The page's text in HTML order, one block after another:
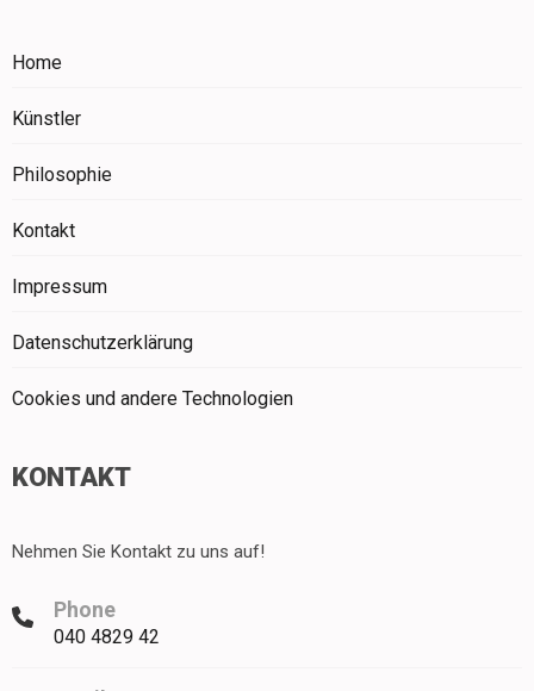
Home
Künstler
Philosophie
Kontakt
Impressum
Datenschutzerklärung
Cookies und andere Technologien
KONTAKT
Nehmen Sie Kontakt zu uns auf!
Phone
040 4829 42